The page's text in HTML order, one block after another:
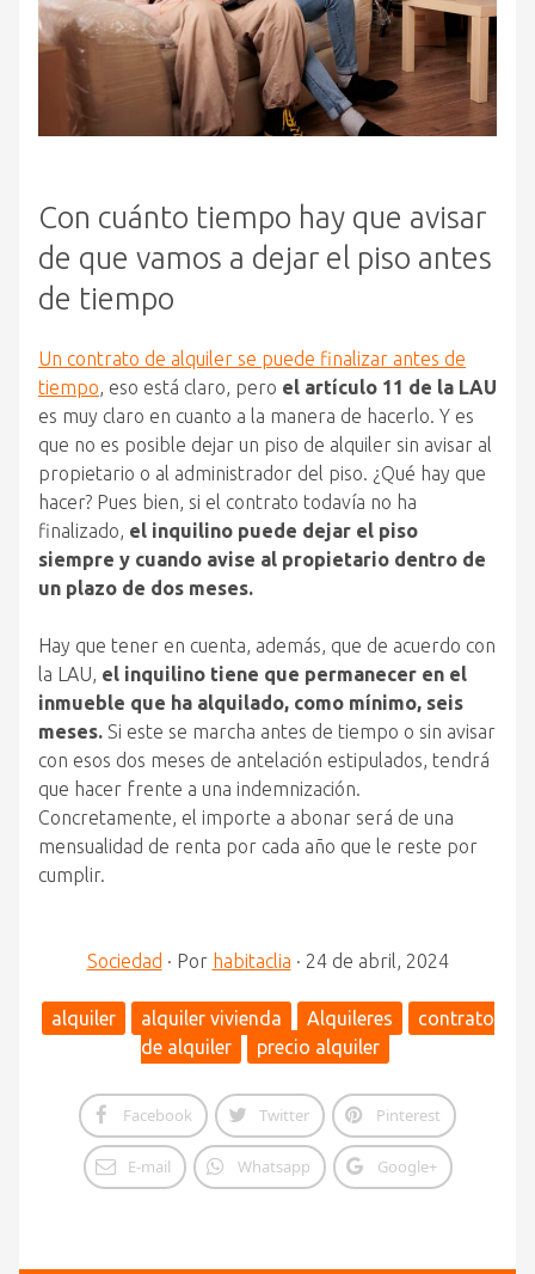
Con cuánto tiempo hay que avisar
de que vamos a dejar el piso antes
de tiempo
Un contrato de alquiler se puede finalizar antes de
tiempo, eso está claro, pero el artículo 11 de la LAU
es muy claro en cuanto a la manera de hacerlo. Y es
que no es posible dejar un piso de alquiler sin avisar al
propietario o al administrador del piso. ¿Qué hay que
hacer? Pues bien, si el contrato todavía no ha
finalizado, el inquilino puede dejar el piso
siempre y cuando avise al propietario dentro de
un plazo de dos meses.
Hay que tener en cuenta, además, que de acuerdo con
la LAU, el inquilino tiene que permanecer en el
inmueble que ha alquilado, como mínimo, seis
meses. Si este se marcha antes de tiempo o sin avisar
con esos dos meses de antelación estipulados, tendrá
que hacer frente a una indemnización.
Concretamente, el importe a abonar será de una
mensualidad de renta por cada año que le reste por
cumplir.
Sociedad · Por habitaclia · 24 de abril, 2024
alquiler alquiler vivienda Alquileres
contrato
de alquiler
precio alquiler
Facebook Twitter Pinterest
E-mail Whatsapp Google+